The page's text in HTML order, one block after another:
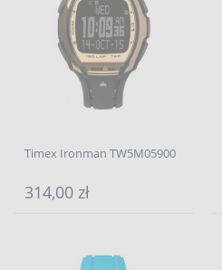
Timex Ironman TW5M05900
314,00 zł